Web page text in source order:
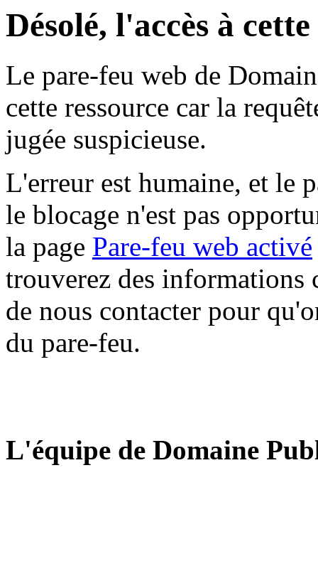
Désolé, l'accès à
Le pare-feu web de
cette ressource car la
jugée suspicieuse.
L'erreur est humaine, et le
le blocage n'est pas
la page Pare-feu web activé
trouverez des informations
de nous contacter pour
du pare-feu.
L'équipe de Domaine